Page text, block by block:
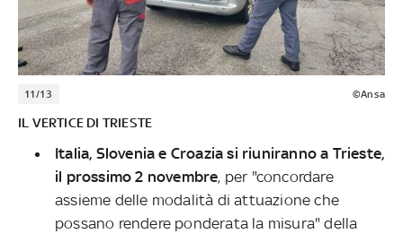
11/13 ©Ansa
IL VERTICE DI TRIESTE
Italia, Slovenia e Croazia si riuniranno a Trieste,
il prossimo 2 novembre, per "concordare
assieme delle modalità di attuazione che
possano rendere ponderata la misura" della